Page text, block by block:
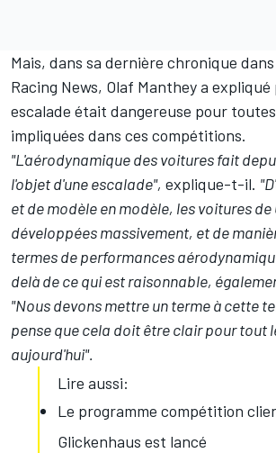
Mais, dans sa dernière chronique
Racing News, Olaf Manthey a
escalade était dangereuse pour
impliquées dans ces compétitions.
"L'aérodynamique des voitures fait
l'objet d'une escalade", explique-t-il.
et de modèle en modèle, les voitures de
développées massivement, et de
termes de performances
delà de ce qui est raisonnable,
"Nous devons mettre un terme à cette
pense que cela doit être clair pour tout
aujourd'hui".
Lire aussi:
Le programme compétition
Glickenhaus est lancé